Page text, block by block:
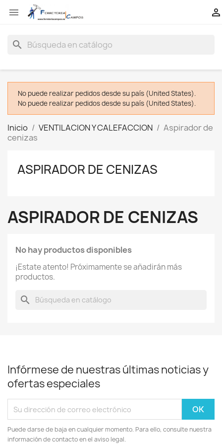
 
search
No puede realizar pedidos desde su país (United States).
No puede realizar pedidos desde su país (United States).
Inicio VENTILACION Y CALEFACCION
Aspirador de
cenizas
ASPIRADOR DE CENIZAS
ASPIRADOR DE CENIZAS
No hay productos disponibles
¡Estate atento! Próximamente se añadirán más
productos.
search
Infórmese de nuestras últimas noticias y
ofertas especiales
Puede darse de baja en cualquier momento. Para ello, consulte nuestra
información de contacto en el aviso legal.